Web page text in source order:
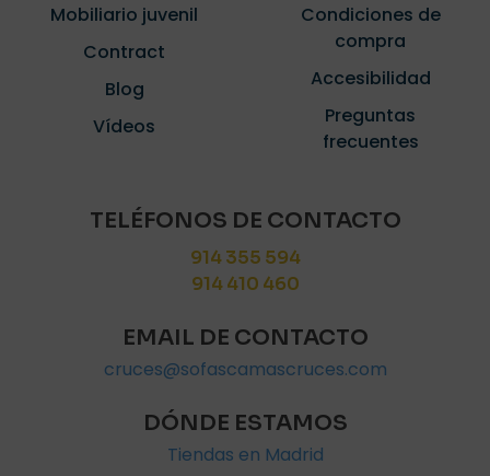
Mobiliario juvenil
Contract
Blog
Vídeos
Condiciones de
compra
Accesibilidad
Preguntas
frecuentes
TELÉFONOS DE CONTACTO
914 355 594
914 410 460
EMAIL DE CONTACTO
cruces@sofascamascruces.com
DÓNDE ESTAMOS
Tiendas en Madrid